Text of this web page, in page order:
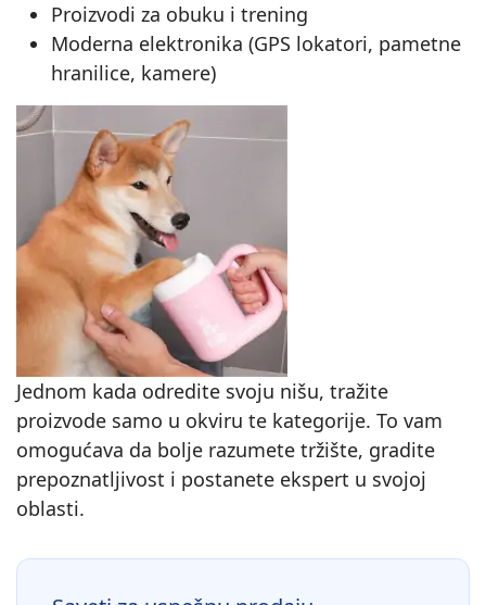
Proizvodi za obuku i trening
Moderna elektronika (GPS lokatori, pametne
hranilice, kamere)
Jednom kada odredite svoju nišu, tražite
proizvode samo u okviru te kategorije. To vam
omogućava da bolje razumete tržište, gradite
prepoznatljivost i postanete ekspert u svojoj
oblasti.